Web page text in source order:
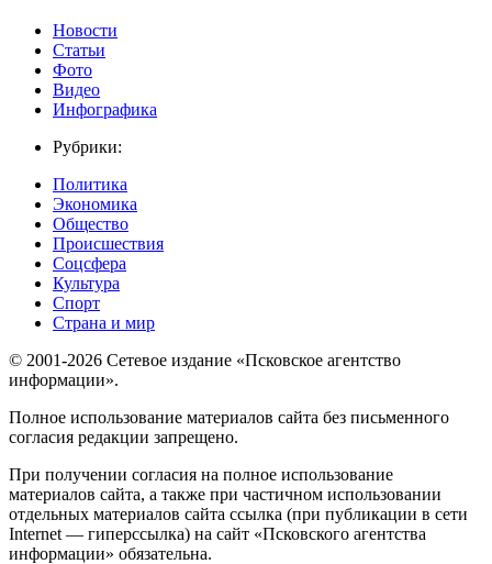
Новости
Статьи
Фото
Видео
Инфографика
Рубрики:
Политика
Экономика
Общество
Происшествия
Соцсфера
Культура
Спорт
Страна и мир
© 2001-2026 Сетевое издание «Псковское агентство
информации».
Полное использование материалов сайта без письменного
согласия редакции запрещено.
При получении согласия на полное использование
материалов сайта, а также при частичном использовании
отдельных материалов сайта ссылка (при публикации в сети
Internet — гиперссылка) на сайт «Псковского агентства
информации» обязательна.